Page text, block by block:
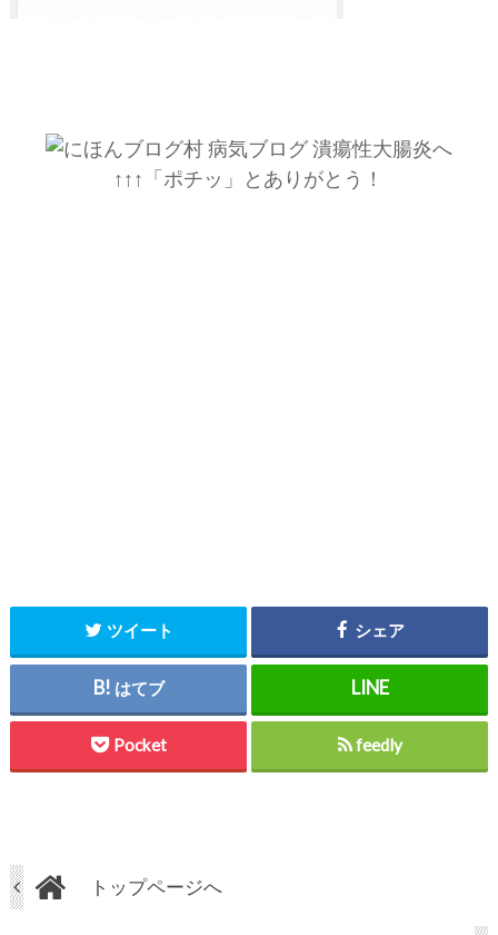
↑↑↑「ポチッ」とありがとう！
ツイート シェア
はてブ
Pocket feedly
トップページへ